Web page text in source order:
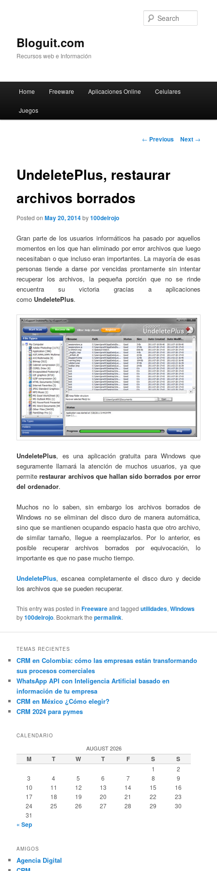
Bloguit.com
Recursos web e Información
Skip
to
Home Freeware Aplicaciones Online Celulares
Juegos
Post
← Previous Next →
UndeletePlus, restaurar
archivos borrados
Posted onMay 20, 2014by100delrojo
Gran parte de los usuarios informáticos ha pasado por aquellos
momentos en los que han eliminado por error archivos que luego
necesitaban o que incluso eran importantes. La mayoría de esas
personas tiende a darse por vencidas prontamente sin intentar
recuperar los archivos, la pequeña porción que no se rinde
encuentra su victoria gracias a aplicaciones
como UndeletePlus.
UndeletePlus, es una aplicación gratuita para Windows que
seguramente llamará la atención de muchos usuarios, ya que
permiterestaurar archivos que hallan sido borrados por error
del ordenador.
Muchos no lo saben, sin embargo los archivos borrados de
Windows no se eliminan del disco duro de manera automática,
sino que se mantienen ocupando espacio hasta que otro archivo,
de similar tamaño, llegue a reemplazarlos. Por lo anterior, es
posible recuperar archivos borrados por equivocación, lo
importante es que no pase mucho tiempo.
UndeletePlus, escanea completamente el disco duro y decide
los archivos que se pueden recuperar.
This entry was posted inFreewareand taggedutilidades,Windows
by100delrojo. Bookmark thepermalink.
TEMAS RECIENTES
CRM en Colombia: cómo las empresas están transformando
sus procesos comerciales
WhatsApp API con Inteligencia Artificial basado en
información de tu empresa
CRM en México ¿Cómo elegir?
CRM 2024 para pymes
CALENDARIO
AUGUST 2026
M T W T F S S
1
2
3
4 5 6 7 8
9
10
11 12 13 14 15
16
17
18 19 20 21 22
23
24
25 26 27 28 29
30
31
« Sep
AMIGOS
Agencia Digital